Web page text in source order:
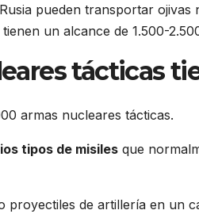
pueden transportar
un alcance de 1.500-
tácticas
armas nucleares tácticas.
tipos de misiles que
proyectiles de artillería en un